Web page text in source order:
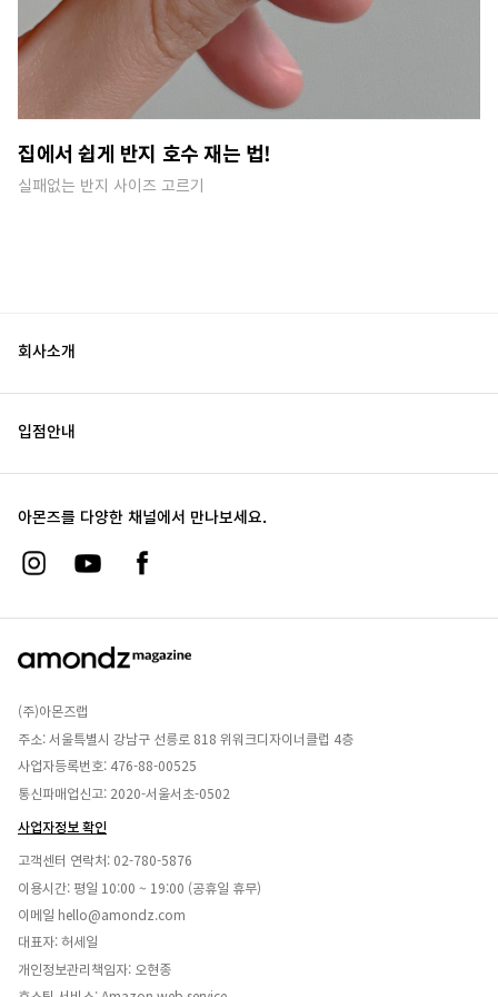
집에서 쉽게 반지 호수 재는 법!
실패없는 반지 사이즈 고르기
회사소개
입점안내
아몬즈를 다양한 채널에서 만나보세요.
(주)아몬즈랩
주소: 서울특별시 강남구 선릉로 818 위워크디자이너클럽 4층
사업자등록번호: 476-88-00525
통신파매업신고: 2020-서울서초-0502
사업자정보 확인
고객센터 연락처: 02-780-5876
이용시간: 평일 10:00 ~ 19:00 (공휴일 휴무)
이메일 hello@amondz.com
대표자: 허세일
개인정보관리책임자: 오현종